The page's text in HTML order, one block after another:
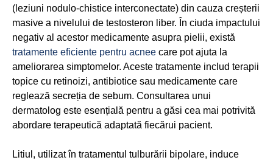
(leziuni nodulo-chistice interconectate) din cauza creșterii
masive a nivelului de testosteron liber. În ciuda impactului
negativ al acestor medicamente asupra pielii, există
tratamente eficiente pentru acnee care pot ajuta la
ameliorarea simptomelor. Aceste tratamente includ terapii
topice cu retinoizi, antibiotice sau medicamente care
reglează secreția de sebum. Consultarea unui
dermatolog este esențială pentru a găsi cea mai potrivită
abordare terapeutică adaptată fiecărui pacient.
Litiul, utilizat în tratamentul tulburării bipolare, induce